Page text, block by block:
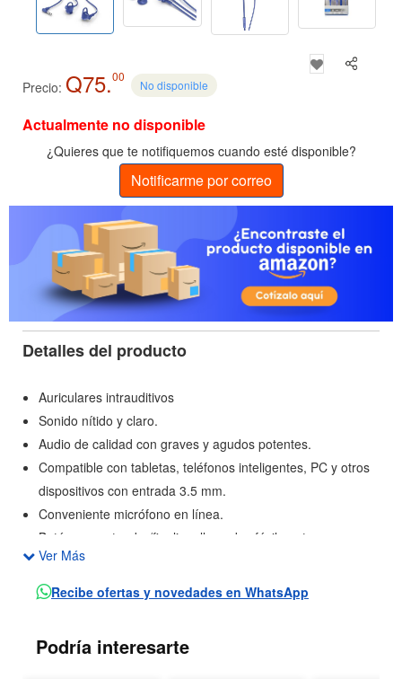
Precio: Q75.00
No disponible
Actualmente no disponible
¿Quieres que te notifiquemos cuando esté disponible?
Notificarme por correo
Detalles del producto
Auriculares intrauditivos
Sonido nítido y claro.
Audio de calidad con graves y agudos potentes.
Compatible con tabletas, teléfonos inteligentes, PC y otros
dispositivos con entrada 3.5 mm.
Conveniente micrófono en línea.
Botón para atender/finalizar llamadas fácilmente.
Fácil almacenamiento y transporte.
Puntas diseñadas para largas sesiones de música.
Ver Más
Recibe ofertas y novedades en WhatsApp
Podría interesarte